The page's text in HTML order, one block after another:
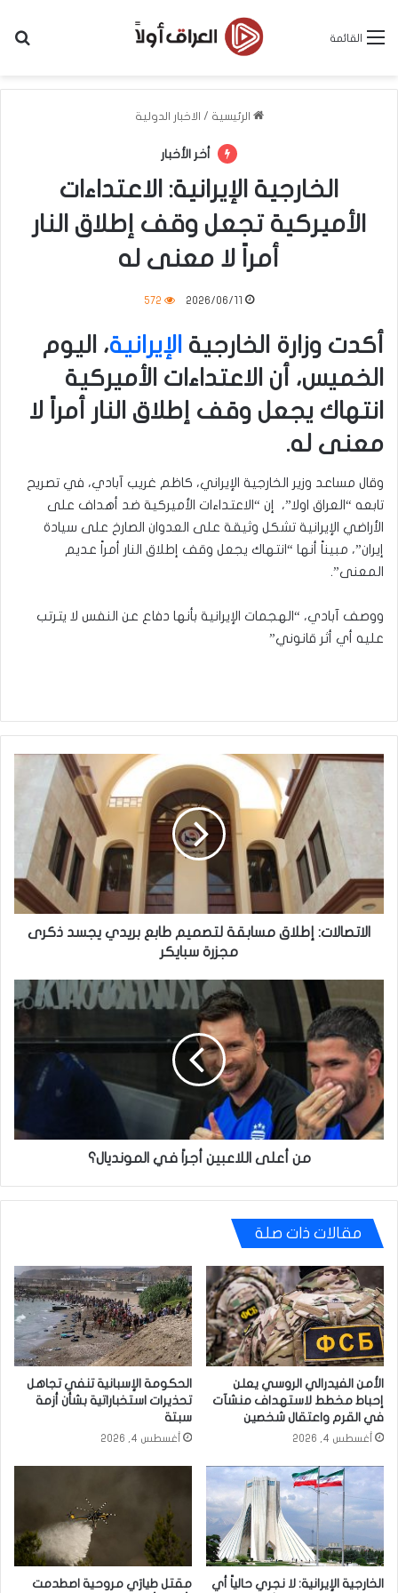
القائمة
الرئيسية / الاخبار الدولية
أخر الأخبار
الخارجية الإيرانية: الاعتداءات
الأميركية تجعل وقف إطلاق النار
أمراً لا معنى له
2026/06/11
572
أكدت وزارة الخارجية الإيرانية، اليوم
الخميس، أن الاعتداءات الأميركية
انتهاك يجعل وقف إطلاق النار أمراً لا
معنى له.
وقال مساعد وزير الخارجية الإيراني، كاظم غريب آبادي، في تصريح
تابعه “العراق اولا”، إن “الاعتداءات الأميركية ضد أهداف على
الأراضي الإيرانية تشكل وثيقة على العدوان الصارخ على سيادة
إيران”، مبيناً أنها “انتهاك يجعل وقف إطلاق النار أمراً عديم
المعنى”.
ووصف آبادي، “الهجمات الإيرانية بأنها دفاع عن النفس لا يترتب
عليه أي أثر قانوني”
الاتصالات:
طابع
ذكرى
مجزرة
سبايكرالاتصالات: إطلاق مسابقة لتصميم طابع بريدي يجسد ذكرى
مجزرة سبايكر
أعلى
اللاعبين
أجراً
في
المونديال؟
من أعلى اللاعبين أجراً في المونديال؟
مقالات ذات صلة
الأمن الفيدرالي الروسي يعلن
إحباط مخطط لاستهداف منشآت
في القرم واعتقال شخصين
أغسطس 4, 2026
الحكومة الإسبانية تنفي تجاهل
تحذيرات استخباراتية بشأن أزمة
سبتة
أغسطس 4, 2026
الخارجية الإيرانية: لا نجري حالياً أي مقتل طيارَي مروحية اصطدمت